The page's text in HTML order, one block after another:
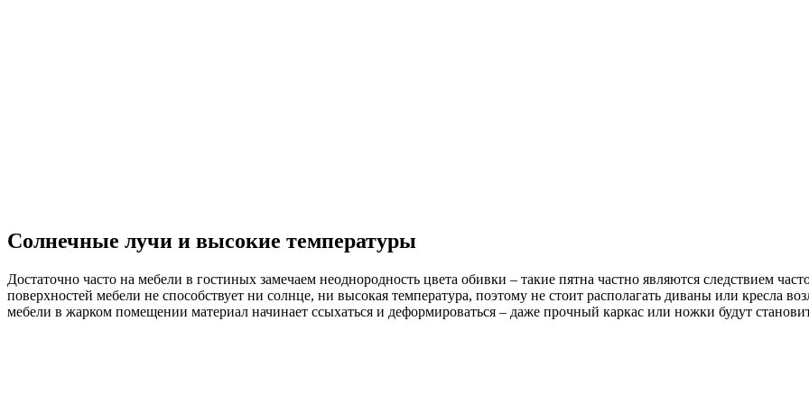
Солнечные лучи и высокие температуры
Достаточно часто на мебели в гостиных замечаем неоднородность цвета обивки – такие пятна частно являются следствием
поверхностей мебели не способствует ни солнце, ни высокая температура, поэтому не стоит располагать диваны или кресла
мебели в жарком помещении материал начинает ссыхаться и деформироваться – даже прочный каркас или ножки будут